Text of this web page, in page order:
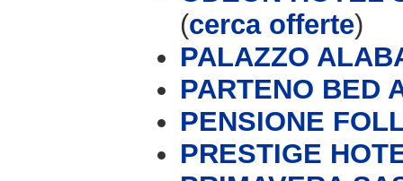
(cerca offerte)
PALAZZO
PARTENO BED
PENSIONE
PRESTIGE